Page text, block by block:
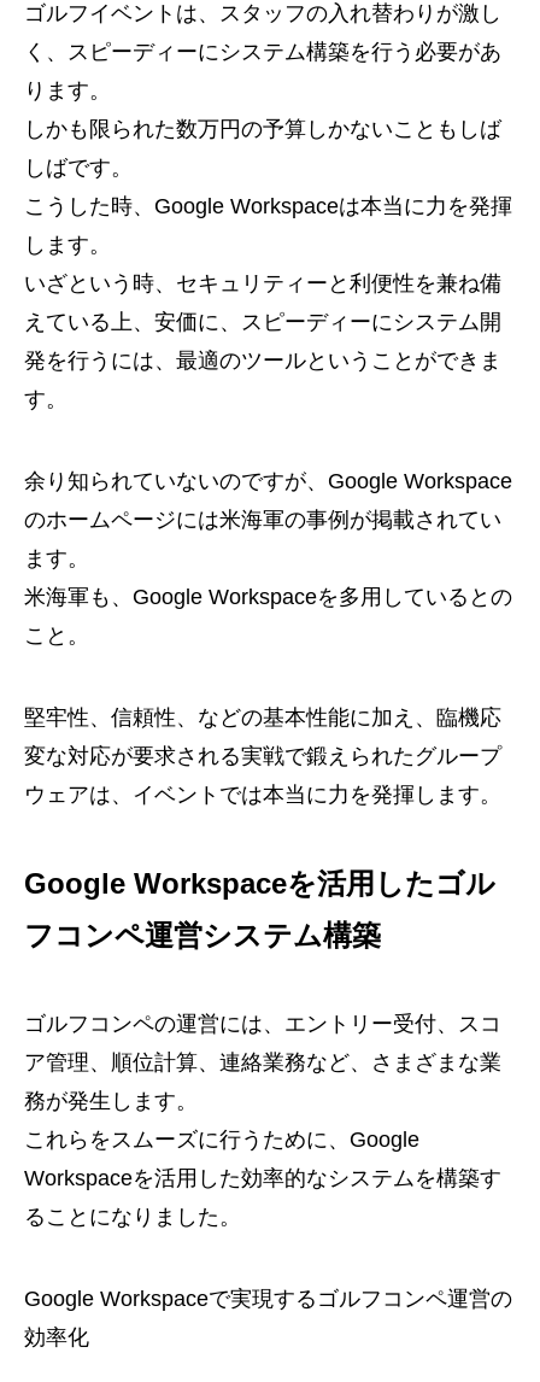
ゴルフイベントは、スタッフの入れ替わりが激し
く、スピーディーにシステム構築を行う必要があ
ります。
しかも限られた数万円の予算しかないこともしば
しばです。
こうした時、Google Workspaceは本当に力を発揮
します。
いざという時、セキュリティーと利便性を兼ね備
えている上、安価に、スピーディーにシステム開
発を行うには、最適のツールということができま
す。
余り知られていないのですが、Google Workspace
のホームページには米海軍の事例が掲載されてい
ます。
米海軍も、Google Workspaceを多用しているとの
こと。
堅牢性、信頼性、などの基本性能に加え、臨機応
変な対応が要求される実戦で鍛えられたグループ
ウェアは、イベントでは本当に力を発揮します。
Google Workspaceを活用したゴル
フコンペ運営システム構築
ゴルフコンペの運営には、エントリー受付、スコ
ア管理、順位計算、連絡業務など、さまざまな業
務が発生します。
これらをスムーズに行うために、Google
Workspaceを活用した効率的なシステムを構築す
ることになりました。
Google Workspaceで実現するゴルフコンペ運営の
効率化